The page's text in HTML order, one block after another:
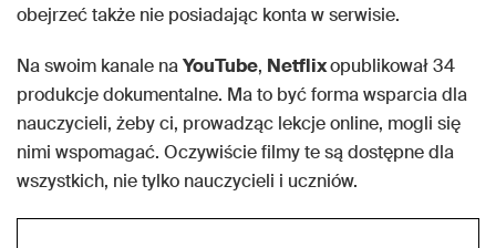
obejrzeć także nie posiadając konta w serwisie.
Na swoim kanale naYouTube, Netflixopublikował 34
produkcje dokumentalne. Ma to być forma wsparcia dla
nauczycieli, żeby ci, prowadząc lekcje online, mogli się
nimi wspomagać. Oczywiście filmy te są dostępne dla
wszystkich, nie tylko nauczycieli i uczniów.